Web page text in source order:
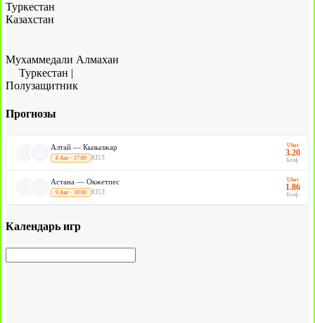
Туркестан
Казахстан
Мухаммедали Алмахан
Туркестан |
Полузащитник
Прогнозы
Алтай — Кызылжар
8 Авг · 17:00 КПЛ
Ubet
3.20
Коэф.
Астана — Окжетпес
9 Авг · 18:00 КПЛ
Ubet
1.86
Коэф.
Календарь игр